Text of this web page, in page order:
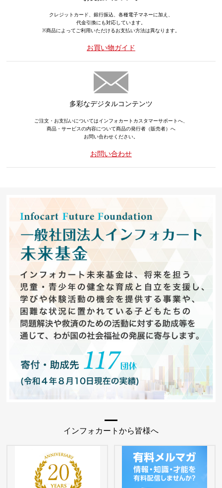
クレジットカード、銀行振込、各種電子マネーに加え、
代金引換にも対応しています。
※商品によってご利用いただけるお支払い方法は異なります。
お買い物ガイド
多彩なデジタルコンテンツ
ご注文・お支払いについてはインフォカートカスタマーサポートへ、
商品・サービスの内容について商品の発行者（販売者）へ
お問い合わせください。
お問い合わせ
インフォカートから皆様へ